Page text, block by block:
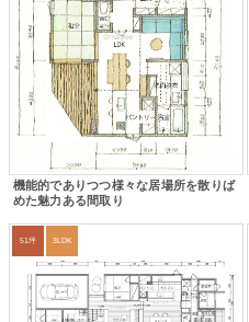
機能的でありつつ様々な居場所を散りば
めた魅力ある間取り
51坪 3LDK